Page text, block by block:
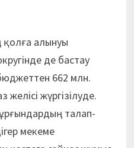
алынуы
де бастау
662 млн.
желісі жүргізілуде.
талап-
мекеме